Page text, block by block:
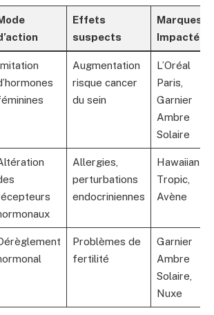
Effets
suspects
Marques
Impactées
Augmentation
risque cancer
du sein
L’Oréal
Paris,
Garnier
Ambre
Solaire
Allergies,
perturbations
endocriniennes
Hawaiian
Tropic,
Avène
Problèmes de
fertilité
Garnier
Ambre
Solaire,
Nuxe